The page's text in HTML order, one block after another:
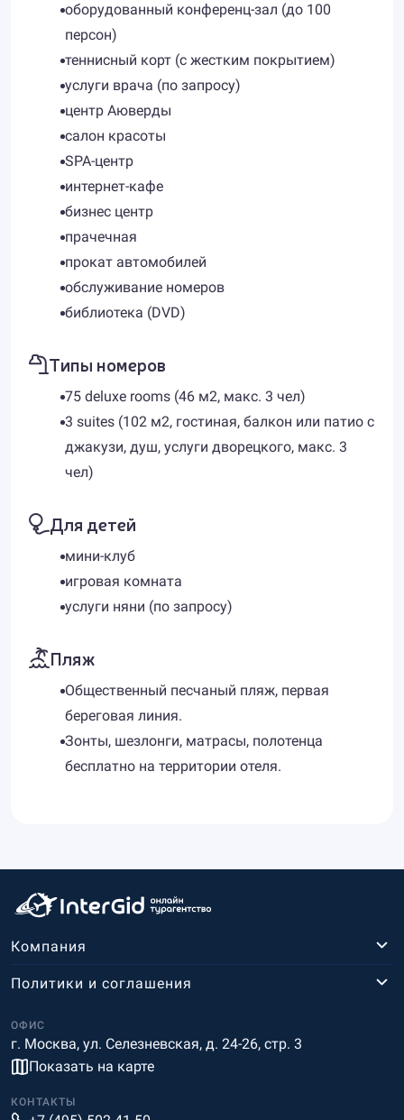
оборудованный конференц-зал (до 100
персон)
теннисный корт (с жестким покрытием)
услуги врача (по запросу)
центр Аюверды
салон красоты
SPA-центр
интернет-кафе
бизнес центр
прачечная
прокат автомобилей
обслуживание номеров
библиотека (DVD)
Типы номеров
75 deluxe rooms (46 м2, макс. 3 чел)
3 suites (102 м2, гостиная, балкон или патио с
джакузи, душ, услуги дворецкого, макс. 3
чел)
Для детей
мини-клуб
игровая комната
услуги няни (по запросу)
Пляж
Общественный песчаный пляж, первая
береговая линия.
Зонты, шезлонги, матрасы, полотенца
бесплатно на территории отеля.
Компания
ОФИС
г. Москва, ул. Селезневская, д. 24-26, стр. 3
Показать на карте
Политики и соглашения
КОНТАКТЫ